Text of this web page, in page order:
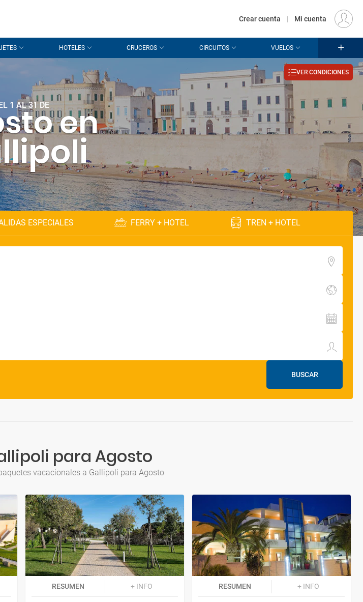
EUR
Crear cuenta | Mi cuenta
HOTELES CRUCEROS CIRCUITOS VUELOS
1 AL 31 DE en
VER CONDICIONES
ESPECIALES FERRY + HOTEL TREN + HOTEL
BUSCAR
para Agosto
vacacionales a Gallipoli para Agosto
RESUMEN + INFO RESUMEN + INFO